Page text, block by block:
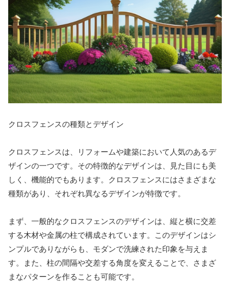
クロスフェンスの種類とデザイン
クロスフェンスは、リフォームや建築において人気のあるデ
ザインの一つです。その特徴的なデザインは、見た目にも美
しく、機能的でもあります。クロスフェンスにはさまざまな
種類があり、それぞれ異なるデザインが特徴です。
まず、一般的なクロスフェンスのデザインは、縦と横に交差
する木材や金属の柱で構成されています。このデザインはシ
ンプルでありながらも、モダンで洗練された印象を与えま
す。また、柱の間隔や交差する角度を変えることで、さまざ
まなパターンを作ることも可能です。